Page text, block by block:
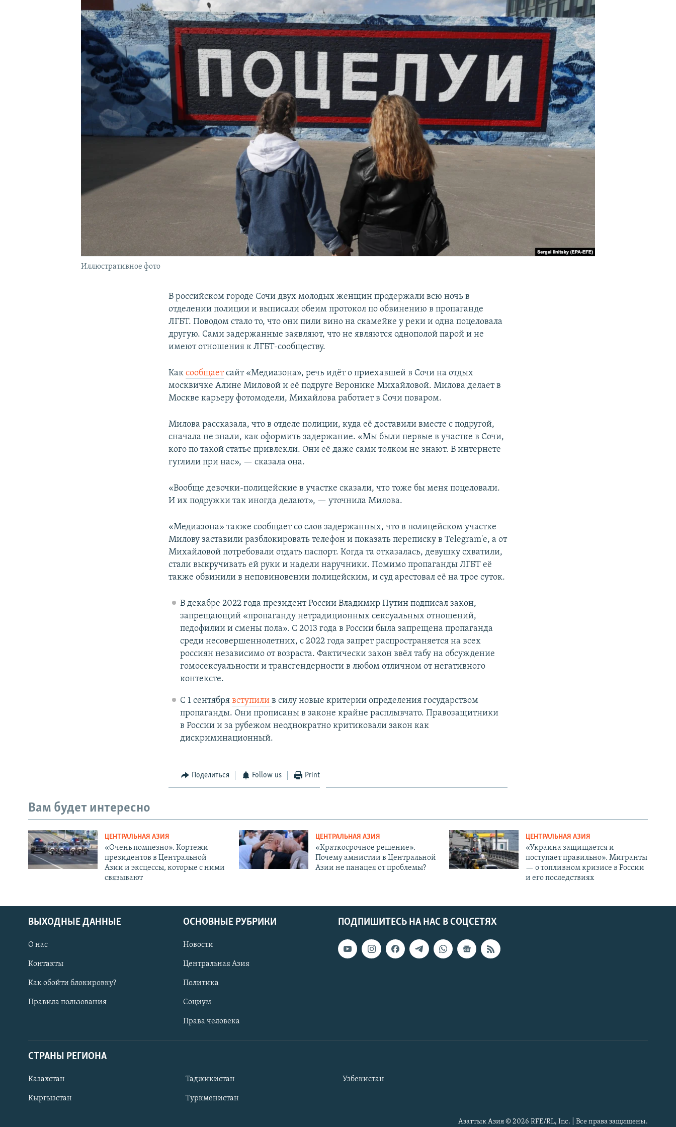
Иллюстративное фото
В российском городе Сочи двух молодых женщин продержали всю ночь в
отделении полиции и выписали обеим протокол по обвинению в пропаганде
ЛГБТ. Поводом стало то, что они пили вино на скамейке у реки и одна поцеловала
другую. Сами задержанные заявляют, что не являются однополой парой и не
имеют отношения к ЛГБТ-сообществу.
Каксообщаетсайт «Медиазона», речь идёт о приехавшей в Сочи на отдых
москвичке Алине Миловой и её подруге Веронике Михайловой. Милова делает в
Москве карьеру фотомодели, Михайлова работает в Сочи поваром.
Милова рассказала, что в отделе полиции, куда её доставили вместе с подругой,
сначала не знали, как оформить задержание. «Мы были первые в участке в Сочи,
кого по такой статье привлекли. Они её даже сами толком не знают. В интернете
гуглили при нас», — сказала она.
«Вообще девочки-полицейские в участке сказали, что тоже бы меня поцеловали.
И их подружки так иногда делают», — уточнила Милова.
«Медиазона» также сообщает со слов задержанных, что в полицейском участке
Милову заставили разблокировать телефон и показать переписку в Telegram'е, а от
Михайловой потребовали отдать паспорт. Когда та отказалась, девушку схватили,
стали выкручивать ей руки и надели наручники. Помимо пропаганды ЛГБТ её
также обвинили в неповиновении полицейским, и суд арестовал её на трое суток.
В декабре 2022 года президент России Владимир Путин подписал закон,
запрещающий «пропаганду нетрадиционных сексуальных отношений,
педофилии и смены пола». С 2013 года в России была запрещена пропаганда
среди несовершеннолетних, с 2022 года запрет распространяется на всех
россиян независимо от возраста. Фактически закон ввёл табу на обсуждение
гомосексуальности и трансгендерности в любом отличном от негативного
контексте.
С 1 сентября вступили в силу новые критерии определения государством
пропаганды. Они прописаны в законе крайне расплывчато. Правозащитники
в России и за рубежом неоднократно критиковали закон как
дискриминационный.
Поделиться Follow us Print
Вам будет интересно
ЦЕНТРАЛЬНАЯ АЗИЯ
«Очень помпезно». Кортежи
президентов в Центральной
Азии и эксцессы, которые с ними
связывают
ЦЕНТРАЛЬНАЯ АЗИЯ
«Краткосрочное решение».
Почему амнистии в Центральной
Азии не панацея от проблемы?
ЦЕНТРАЛЬНАЯ АЗИЯ
«Украина защищается и
поступает правильно». Мигранты
— о топливном кризисе в России
и его последствиях
ПОДПИШИТЕСЬ НА НАС В СОЦСЕТЯХ
ВЫХОДНЫЕ ДАННЫЕ
О нас
Контакты
Как обойти блокировку?
Правила пользования
ОСНОВНЫЕ РУБРИКИ
Новости
Центральная Азия
Политика
Социум
Права человека
СТРАНЫ РЕГИОНА
Казахстан
Кыргызстан
Таджикистан
Туркменистан
Узбекистан
Азаттык Азия © 2026 RFE/RL, Inc. | Все права защищены.